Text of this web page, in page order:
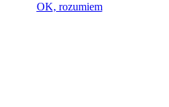
OK, rozumiem